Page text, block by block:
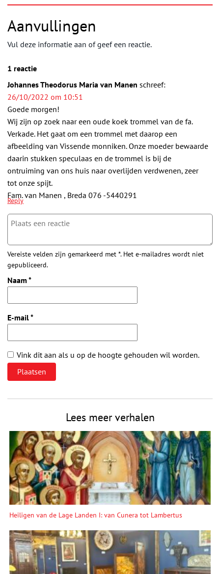
Aanvullingen
Vul deze informatie aan of geef een reactie.
1 reactie
Johannes Theodorus Maria van Manen schreef:
26/10/2022 om 10:51
Goede morgen!
Wij zijn op zoek naar een oude koek trommel van de fa.
Verkade. Het gaat om een trommel met daarop een
afbeelding van Vissende monniken. Onze moeder bewaarde
daarin stukken speculaas en de trommel is bij de
ontruiming van ons huis naar overlijden verdwenen, zeer
tot onze spijt.
Fam. van Manen , Breda 076 -5440291
Reply
Vereiste velden zijn gemarkeerd met *. Het e-mailadres wordt niet
gepubliceerd.
Naam *
E-mail*
Vink dit aan als u op de hoogte gehouden wil worden.
Lees meer verhalen
Heiligen van de Lage Landen I: van Cunera tot Lambertus